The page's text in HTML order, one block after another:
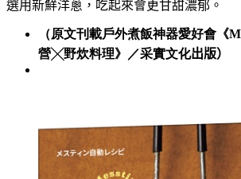
選用新鮮洋蔥，吃起來會更甘甜濃郁。
（原文刊載戶外煮飯神器愛好會《
營╳野炊料理》／采實文化出版）